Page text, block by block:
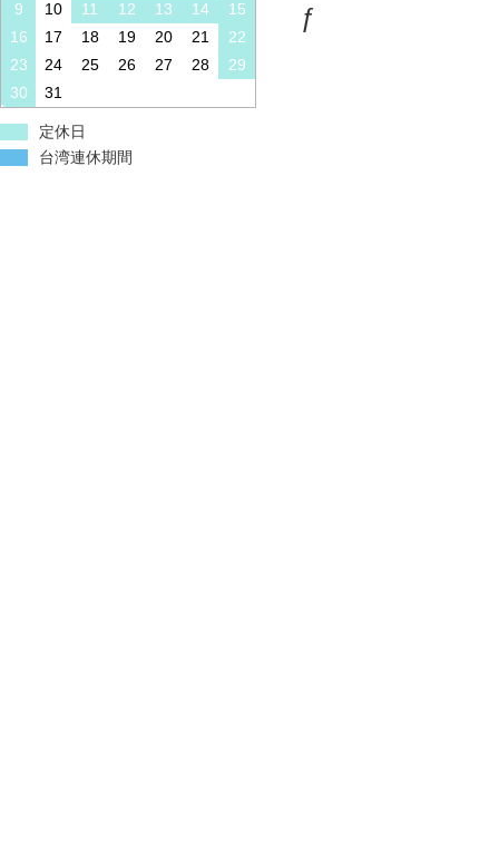
9
10 11 12 13 14
15
16
17 18 19 20 21
22
23
24 25 26 27 28
29
30
31
定休日
台湾連休期間
ƒ